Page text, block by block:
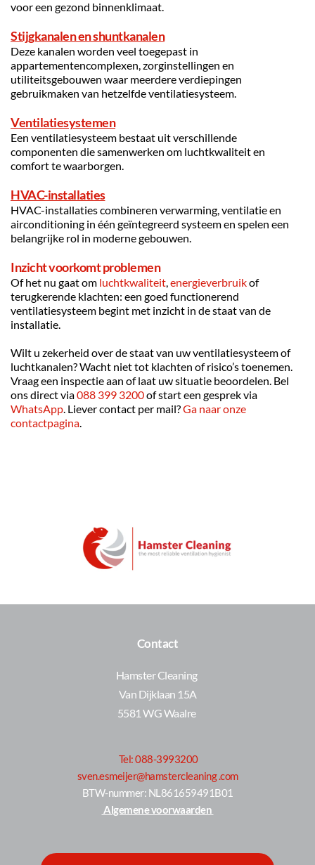
voor een gezond binnenklimaat.
Stijgkanalen en shuntkanalen
Deze kanalen worden veel toegepast in
appartementencomplexen, zorginstellingen en
utiliteitsgebouwen waar meerdere verdiepingen
gebruikmaken van hetzelfde ventilatiesysteem.
Ventilatiesystemen
Een ventilatiesysteem bestaat uit verschillende
componenten die samenwerken om luchtkwaliteit en
comfort te waarborgen.
HVAC-installaties
HVAC-installaties combineren verwarming, ventilatie en
airconditioning in één geïntegreerd systeem en spelen een
belangrijke rol in moderne gebouwen.
Inzicht voorkomt problemen
Of het nu gaat om luchtkwaliteit, energieverbruik of
terugkerende klachten: een goed functionerend
ventilatiesysteem begint met inzicht in de staat van de
installatie.
Wilt u zekerheid over de staat van uw ventilatiesysteem of
luchtkanalen? Wacht niet tot klachten of risico’s toenemen.
Vraag een inspectie aan of laat uw situatie beoordelen. Bel
ons direct via088 399 3200
WhatsApp. Liever contact per mail? Ga naar onze
contactpagina.
Contact
Hamster Cleaning
Van Dijklaan 15A
5581 WG Waalre
Tel: 088-3993200
sven.esmeijer@hamstercleaning .com
BTW-nummer: NL861659491B01
Algemene voorwaarden